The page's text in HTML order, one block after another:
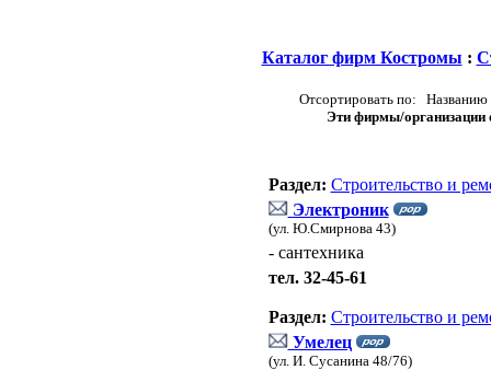
Каталог фирм Костромы :
Отсортировать по: Названию
Эти фирмы/организации
Раздел: Строительство и
Электроник
(ул. Ю.Смирнова 43)
- сантехника
тел. 32-45-61
Раздел: Строительство и
Умелец
(ул. И. Сусанина 48/76)